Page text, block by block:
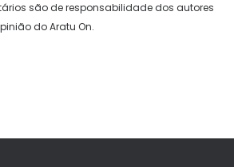
são de responsabilidade dos autores
do Aratu On.